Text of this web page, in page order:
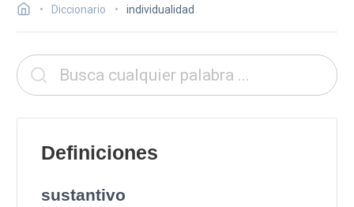
Diccionario individualidad
Definiciones
sustantivo